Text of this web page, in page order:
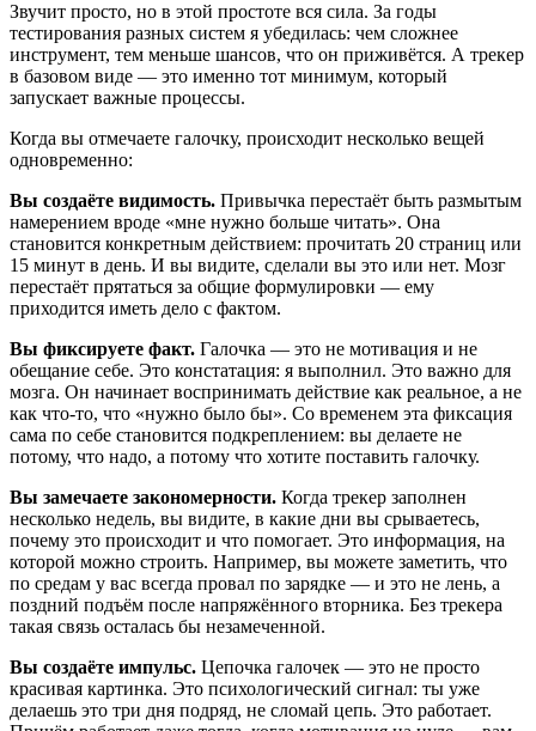
Звучит просто, но в этой простоте вся сила. За годы
тестирования разных систем я убедилась: чем сложнее
инструмент, тем меньше шансов, что он приживётся. А трекер
в базовом виде — это именно тот минимум, который
запускает важные процессы.
Когда вы отмечаете галочку, происходит несколько вещей
одновременно:
Вы создаёте видимость. Привычка перестаёт быть размытым
намерением вроде «мне нужно больше читать». Она
становится конкретным действием: прочитать 20 страниц или
15 минут в день. И вы видите, сделали вы это или нет. Мозг
перестаёт прятаться за общие формулировки — ему
приходится иметь дело с фактом.
Вы фиксируете факт. Галочка — это не мотивация и не
обещание себе. Это констатация: я выполнил. Это важно для
мозга. Он начинает воспринимать действие как реальное, а не
как что-то, что «нужно было бы». Со временем эта фиксация
сама по себе становится подкреплением: вы делаете не
потому, что надо, а потому что хотите поставить галочку.
Вы замечаете закономерности. Когда трекер заполнен
несколько недель, вы видите, в какие дни вы срываетесь,
почему это происходит и что помогает. Это информация, на
которой можно строить. Например, вы можете заметить, что
по средам у вас всегда провал по зарядке — и это не лень, а
поздний подъём после напряжённого вторника. Без трекера
такая связь осталась бы незамеченной.
Вы создаёте импульс. Цепочка галочек — это не просто
красивая картинка. Это психологический сигнал: ты уже
делаешь это три дня подряд, не сломай цепь. Это работает.